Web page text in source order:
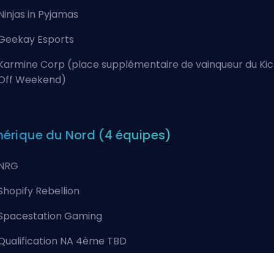
in Pyjamas
Esports
Corp (place supplémentaire de vainqueur du
Weekend)
du Nord (4 équipes)
Rebellion
Gaming
NA 4ème TBD